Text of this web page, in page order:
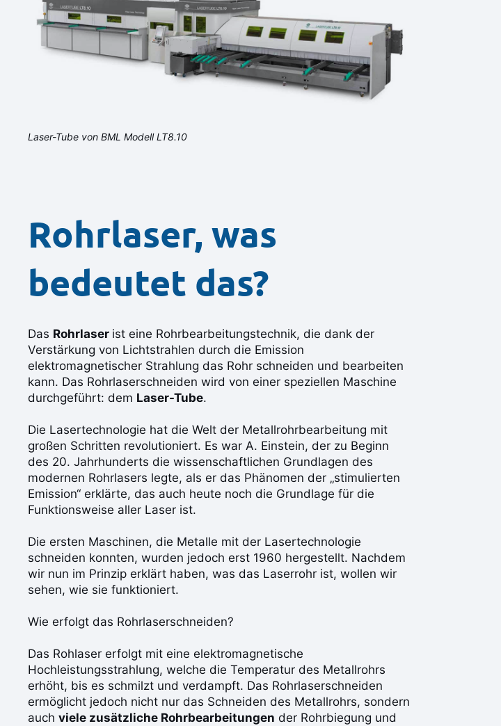
Laser-Tube von BML Modell LT8.10
Rohrlaser, was
bedeutet das?
Das Rohrlaser ist eine Rohrbearbeitungstechnik, die dank der
Verstärkung von Lichtstrahlen durch die Emission
elektromagnetischer Strahlung das Rohr schneiden und bearbeiten
kann. Das Rohrlaserschneiden wird von einer speziellen Maschine
durchgeführt: dem Laser-Tube.
Die Lasertechnologie hat die Welt der Metallrohrbearbeitung mit
großen Schritten revolutioniert. Es war A. Einstein, der zu Beginn
des 20. Jahrhunderts die wissenschaftlichen Grundlagen des
modernen Rohrlasers legte, als er das Phänomen der „stimulierten
Emission“ erklärte, das auch heute noch die Grundlage für die
Funktionsweise aller Laser ist.
Die ersten Maschinen, die Metalle mit der Lasertechnologie
schneiden konnten, wurden jedoch erst 1960 hergestellt. Nachdem
wir nun im Prinzip erklärt haben, was das Laserrohr ist, wollen wir
sehen, wie sie funktioniert.
Wie erfolgt das Rohrlaserschneiden?
Das Rohlaser erfolgt mit eine elektromagnetische
Hochleistungsstrahlung, welche die Temperatur des Metallrohrs
erhöht, bis es schmilzt und verdampft. Das Rohrlaserschneiden
ermöglicht jedoch nicht nur das Schneiden des Metallrohrs, sondern
auch viele zusätzliche Rohrbearbeitungen der Rohrbiegung und